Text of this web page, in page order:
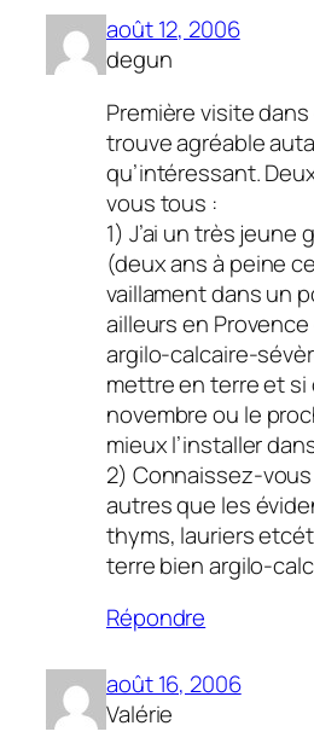
août 12, 2006
degun
Première visite
trouve agréable
qu’intéressant.
vous tous :
1) J’ai un très jeune
(deux ans à peine
vaillament dans un
ailleurs en
argilo-calcaire-
mettre en terre et si
novembre ou le
mieux l’installer
2) Connaissez-
autres que les
thyms, lauriers
terre bien argilo-
Répondre
août 16, 2006
Valérie